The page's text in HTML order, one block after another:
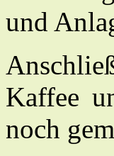
und
Kaffee
noch